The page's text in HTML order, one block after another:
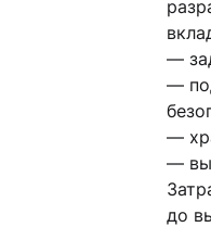
—
—
—
—
до